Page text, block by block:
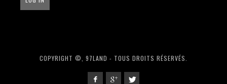
COPYRIGHT ©, 97LAND - TOUS DROITS RÉSERVÉS.